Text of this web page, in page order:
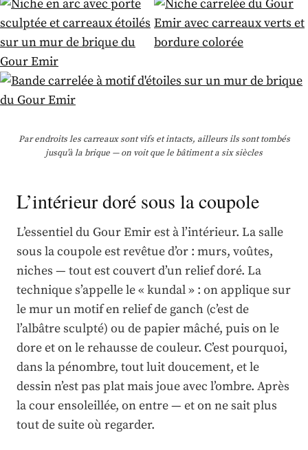
Par endroits les carreaux sont vifs et intacts, ailleurs ils sont tombés
jusqu’à la brique — on voit que le bâtiment a six siècles
L’intérieur doré sous la coupole
L’essentiel du Gour Emir est à l’intérieur. La salle
sous la coupole est revêtue d’or : murs, voûtes,
niches — tout est couvert d’un relief doré. La
technique s’appelle le « kundal » : on applique sur
le mur un motif en relief de ganch (c’est de
l’albâtre sculpté) ou de papier mâché, puis on le
dore et on le rehausse de couleur. C’est pourquoi,
dans la pénombre, tout luit doucement, et le
dessin n’est pas plat mais joue avec l’ombre. Après
la cour ensoleillée, on entre — et on ne sait plus
tout de suite où regarder.